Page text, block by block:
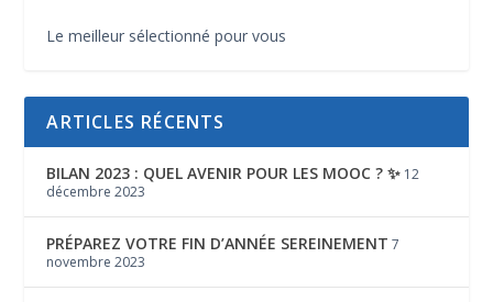
Le meilleur sélectionné pour vous
ARTICLES RÉCENTS
BILAN 2023 : QUEL AVENIR POUR LES MOOC ? ✨ 12
décembre 2023
PRÉPAREZ VOTRE FIN D’ANNÉE SEREINEMENT 7
novembre 2023